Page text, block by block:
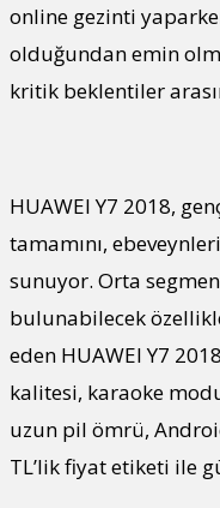
online gezinti
olduğundan emin
kritik beklentiler
HUAWEI Y7 2018,
tamamını,
sunuyor. Orta
bulunabilecek
eden HUAWEI Y7
kalitesi, karaoke
uzun pil ömrü,
TL’lik fiyat etiketi ile